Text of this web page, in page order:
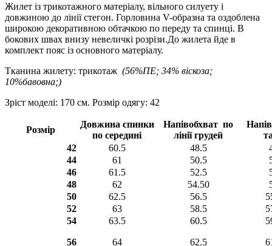
Жилет із трикотажного матеріалу, вільного силуету і
довжиною до лінії стегон. Горловина V-образна та оздоблена
широкою декоративною обтачкою по переду та спинці. В
бокових швах внизу невеличкі розрізи.До жилета йде в
комплект пояс із основного матеріалу.
Тканина жилету: трикотаж (56%ПЕ; 34% віскоза;
10%бавовна;)
Зріст моделі: 170 см. Розмір одягу: 42
Розмір
Довжина спинки
по середині
Напівобхват по
лінії грудей
42
60.5 48.5
44
61 50.5
46
61.5 52.5
48
62 54.50
50
62.5 56.5
52
63 58.5
54
63.5 60.5
56 64 62.5